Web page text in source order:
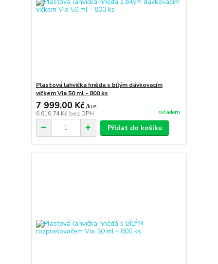
Plastová lahvička hněda s bílým dávkovacím
víčkem Via 50 ml - 800 ks
7 999,00 Kč /kus
6 610,74 Kč bez DPH skladem
Přidat do košíku